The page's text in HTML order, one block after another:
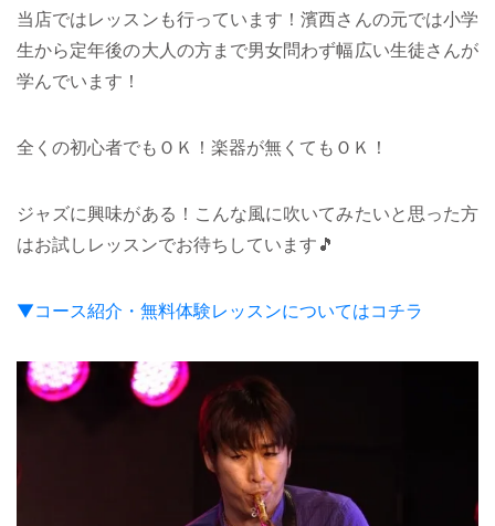
当店ではレッスンも行っています！濱西さんの元では小学
生から定年後の大人の方まで男女問わず幅広い生徒さんが
学んでいます！
全くの初心者でもＯＫ！楽器が無くてもＯＫ！
ジャズに興味がある！こんな風に吹いてみたいと思った方
はお試しレッスンでお待ちしています🎵
▼コース紹介・無料体験レッスンについてはコチラ